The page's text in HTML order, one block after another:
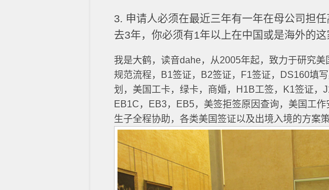
3. 申请人必须在最近三年有一年在母公司担
去3年，你必须有1年以上在中国或是海外的
我是大鹤，读音dahe，从2005年起，致力于研究
规范流程，B1签证，B2签证，F1签证，DS160填
划，美国工卡，绿卡，商婚，H1B工签，K1签证，
EB1C，EB3，EB5，美签拒签原因查询，美国工
生子全程协助，各类美国签证以及出境入境的方案